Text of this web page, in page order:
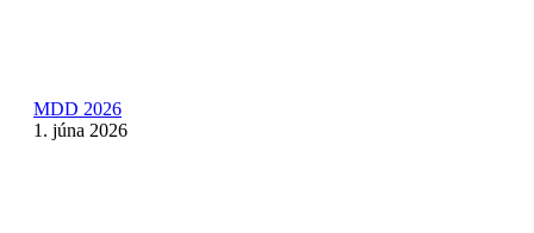
MDD 2026
1. júna 2026